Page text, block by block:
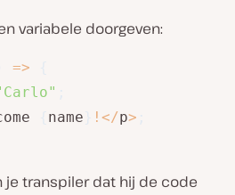
variabele doorgeven:
=>
name ! </p>
je transpiler dat hij de code